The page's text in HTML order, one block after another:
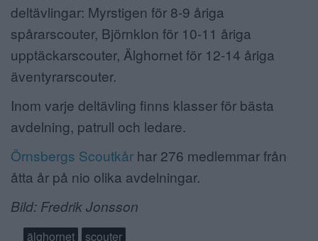
deltävlingar: Myrstigen för 8-9 åriga
spårarscouter, Björnklon för 10-11 åriga
upptäckarscouter, Älghornet för 12-14 åriga
äventyrarscouter.
Inom varje deltävling finns klasser för bästa
avdelning, patrull och ledare.
Örnsbergs Scoutkår har 276 medlemmar från
åtta år på nio olika avdelningar.
Bild: Fredrik Jonsson
älghornet scouter